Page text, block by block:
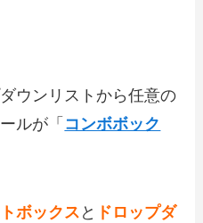
ウンリストから任意の
ルが「 コンボボック
ボックス と ドロップダ